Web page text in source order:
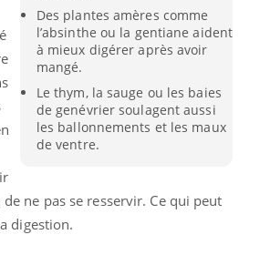
Des plantes amères comme
l’absinthe ou la gentiane aident
à mieux digérer après avoir
mangé.
Le thym, la sauge ou les baies
de genévrier soulagent aussi
les ballonnements et les maux
de ventre.
ne pas se resservir. Ce qui peut
digestion.